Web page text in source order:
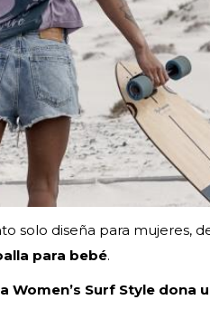
solo diseña para mujeres,
para bebé.
Women’s Surf Style dona